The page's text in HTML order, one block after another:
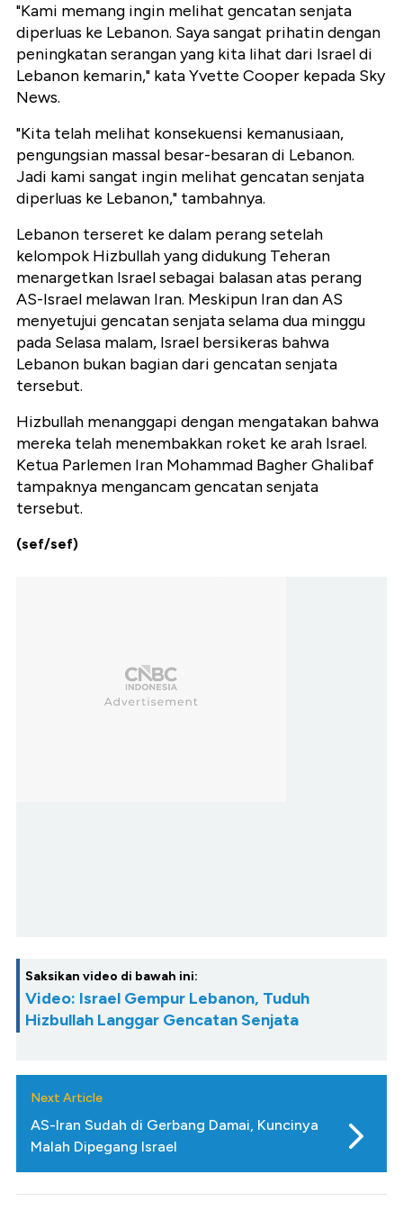
"Kami memang ingin melihat gencatan senjata
diperluas ke Lebanon. Saya sangat prihatin dengan
peningkatan serangan yang kita lihat dari Israel di
Lebanon kemarin," kata Yvette Cooper kepada Sky
News.
"Kita telah melihat konsekuensi kemanusiaan,
pengungsian massal besar-besaran di Lebanon.
Jadi kami sangat ingin melihat gencatan senjata
diperluas ke Lebanon," tambahnya.
Lebanon terseret ke dalam perang setelah
kelompok Hizbullah yang didukung Teheran
menargetkan Israel sebagai balasan atas perang
AS-Israel melawan Iran. Meskipun Iran dan AS
menyetujui gencatan senjata selama dua minggu
pada Selasa malam, Israel bersikeras bahwa
Lebanon bukan bagian dari gencatan senjata
tersebut.
Hizbullah menanggapi dengan mengatakan bahwa
mereka telah menembakkan roket ke arah Israel.
Ketua Parlemen Iran Mohammad Bagher Ghalibaf
tampaknya mengancam gencatan senjata
tersebut.
(sef/sef)
Saksikan video di bawah ini:
Video: Israel Gempur Lebanon, Tuduh
Hizbullah Langgar Gencatan Senjata
Next Article
AS-Iran Sudah di Gerbang Damai, Kuncinya
Malah Dipegang Israel